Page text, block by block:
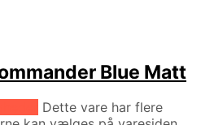
Blue Matt
Dette vare har flere